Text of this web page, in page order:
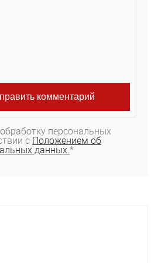
персональных
с Положением об
данных.*